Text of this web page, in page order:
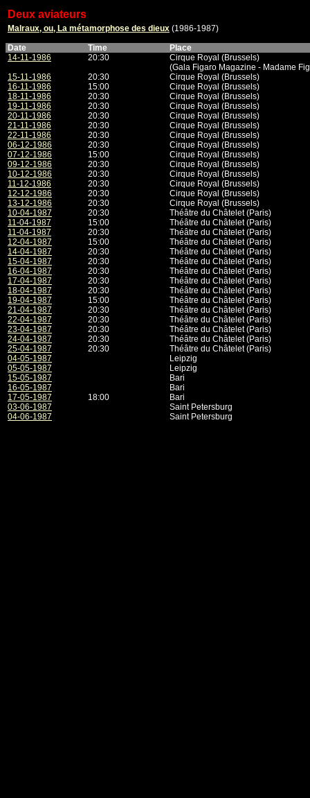
Deux aviateurs
Malraux, ou, La métamorphose des dieux (1986-1987)
Date
Time
Place
14-11-1986
20:30
Cirque Royal (Brussels)
(Gala Figaro Magazine - Madame
15-11-1986
20:30
Cirque Royal (Brussels)
16-11-1986
15:00
Cirque Royal (Brussels)
18-11-1986
20:30
Cirque Royal (Brussels)
19-11-1986
20:30
Cirque Royal (Brussels)
20-11-1986
20:30
Cirque Royal (Brussels)
21-11-1986
20:30
Cirque Royal (Brussels)
22-11-1986
20:30
Cirque Royal (Brussels)
06-12-1986
20:30
Cirque Royal (Brussels)
07-12-1986
15:00
Cirque Royal (Brussels)
09-12-1986
20:30
Cirque Royal (Brussels)
10-12-1986
20:30
Cirque Royal (Brussels)
11-12-1986
20:30
Cirque Royal (Brussels)
12-12-1986
20:30
Cirque Royal (Brussels)
13-12-1986
20:30
Cirque Royal (Brussels)
10-04-1987
20:30
Théâtre du Châtelet (Paris)
11-04-1987
15:00
Théâtre du Châtelet (Paris)
11-04-1987
20:30
Théâtre du Châtelet (Paris)
12-04-1987
15:00
Théâtre du Châtelet (Paris)
14-04-1987
20:30
Théâtre du Châtelet (Paris)
15-04-1987
20:30
Théâtre du Châtelet (Paris)
16-04-1987
20:30
Théâtre du Châtelet (Paris)
17-04-1987
20:30
Théâtre du Châtelet (Paris)
18-04-1987
20:30
Théâtre du Châtelet (Paris)
19-04-1987
15:00
Théâtre du Châtelet (Paris)
21-04-1987
20:30
Théâtre du Châtelet (Paris)
22-04-1987
20:30
Théâtre du Châtelet (Paris)
23-04-1987
20:30
Théâtre du Châtelet (Paris)
24-04-1987
20:30
Théâtre du Châtelet (Paris)
25-04-1987
20:30
Théâtre du Châtelet (Paris)
04-05-1987
Leipzig
05-05-1987
Leipzig
15-05-1987
Bari
16-05-1987
Bari
17-05-1987
18:00
Bari
03-06-1987
Saint Petersburg
04-06-1987
Saint Petersburg